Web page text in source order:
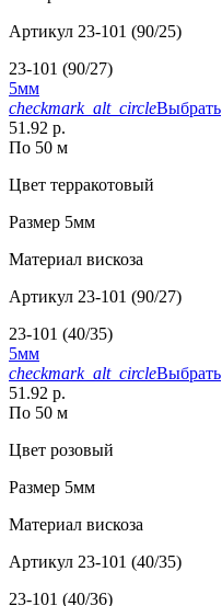
Артикул 23-101 (90/25)
23-101 (90/27)
5мм
checkmark_alt_circleВыбрать
51.92 р.
По 50 м
Цвет терракотовый
Размер 5мм
Материал вискоза
Артикул 23-101 (90/27)
23-101 (40/35)
5мм
checkmark_alt_circleВыбрать
51.92 р.
По 50 м
Цвет розовый
Размер 5мм
Материал вискоза
Артикул 23-101 (40/35)
23-101 (40/36)